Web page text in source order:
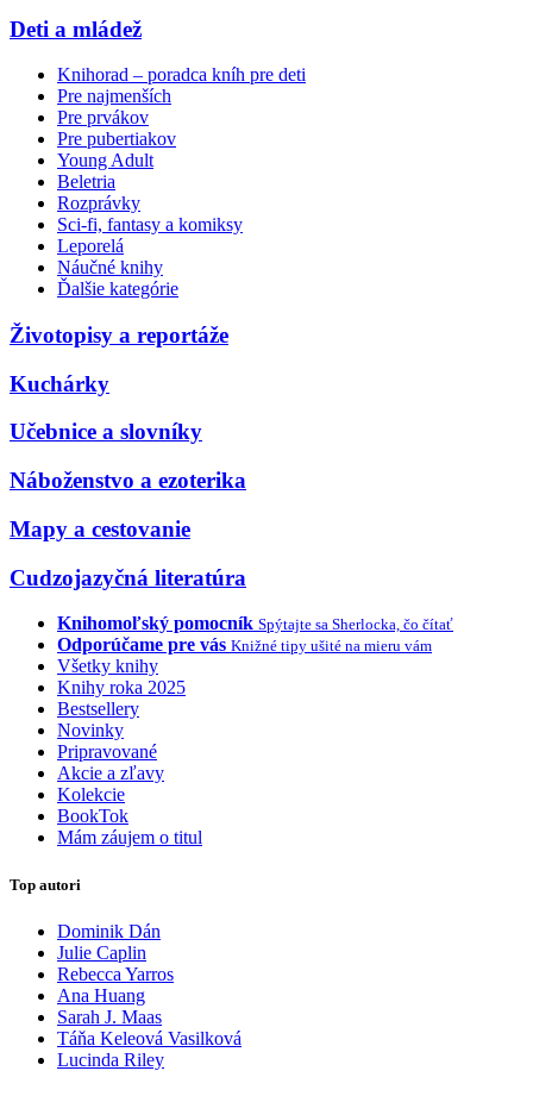
Deti a mládež
Knihorad – poradca kníh pre deti
Pre najmenších
Pre prvákov
Pre pubertiakov
Young Adult
Beletria
Rozprávky
Sci-fi, fantasy a komiksy
Leporelá
Náučné knihy
Ďalšie kategórie
Životopisy a reportáže
Kuchárky
Učebnice a slovníky
Náboženstvo a ezoterika
Mapy a cestovanie
Cudzojazyčná literatúra
Knihomoľský pomocník Spýtajte sa Sherlocka, čo čítať
Odporúčame pre vás Knižné tipy ušité na mieru vám
Všetky knihy
Knihy roka 2025
Bestsellery
Novinky
Pripravované
Akcie a zľavy
Kolekcie
BookTok
Mám záujem o titul
Top autori
Dominik Dán
Julie Caplin
Rebecca Yarros
Ana Huang
Sarah J. Maas
Táňa Keleová Vasilková
Lucinda Riley